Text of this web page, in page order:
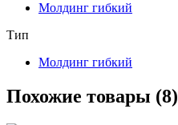
Молдинг гибкий
Тип
Молдинг гибкий
Похожие товары (8)